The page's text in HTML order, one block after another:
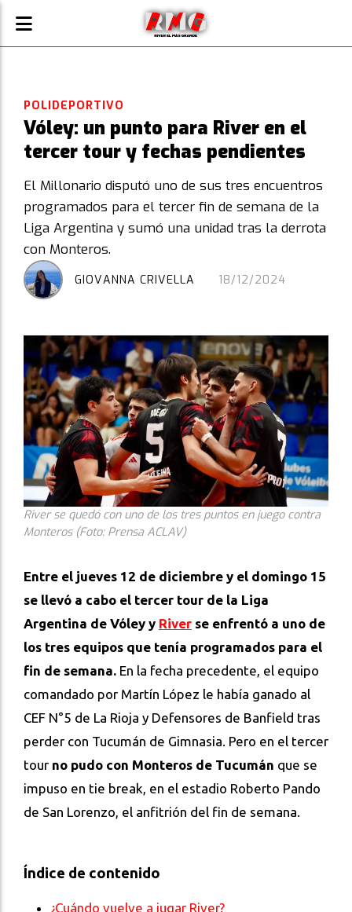
Vóley: un punto para River en el
tercer tour y fechas pendientes
El Millonario disputó uno de sus tres encuentros
programados para el tercer fin de semana de la
Liga Argentina y sumó una unidad tras la derrota
con Monteros.
POLIDEPORTIVO
18/12/2024
GIOVANNA CRIVELLA
River se quedó con uno de los tres puntos en juego contra
Monteros (Foto: Prensa ACLAV)
Entre el jueves 12 de diciembre y el domingo 15
se llevó a cabo el tercer tour de la Liga
Argentina de Vóley y River se enfrentó a uno de
los tres equipos que tenía programados para el
fin de semana. En la fecha precedente, el equipo
comandado por Martín López le había ganado al
CEF N°5 de La Rioja y Defensores de Banfield tras
perder con Tucumán de Gimnasia. Pero en el tercer
tour no pudo con Monteros de Tucumán que se
impuso en tie break, en el estadio Roberto Pando
de San Lorenzo, el anfitrión del fin de semana.
Índice de contenido
¿Cuándo vuelve a jugar River?